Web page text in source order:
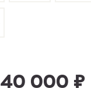
40 000 ₽